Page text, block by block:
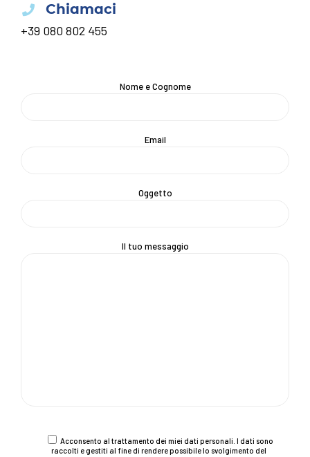
Chiamaci
+39 080 802 455
Nome e Cognome
Email
Oggetto
Il tuo messaggio
Acconsento al trattamento dei miei dati personali. I dati sono
raccolti e gestiti al fine di rendere possibile lo svolgimento del